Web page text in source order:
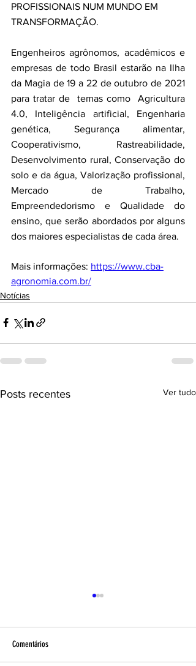
PROFISSIONAIS NUM MUNDO EM
TRANSFORMAÇÃO.
Engenheiros agrônomos, acadêmicos e
empresas de todo Brasil estarão na Ilha
da Magia de 19 a 22 de outubro de 2021
para tratar de  temas como  Agricultura
4.0, Inteligência artificial, Engenharia
genética, Segurança alimentar,
Cooperativismo, Rastreabilidade,
Desenvolvimento rural, Conservação do
solo e da água, Valorização profissional,
Mercado de Trabalho,
Empreendedorismo e Qualidade do
ensino, que serão abordados por alguns
dos maiores especialistas de cada área.
Mais informações: https://www.cba-
agronomia.com.br/
Notícias
Posts recentes Ver tudo
Comentários